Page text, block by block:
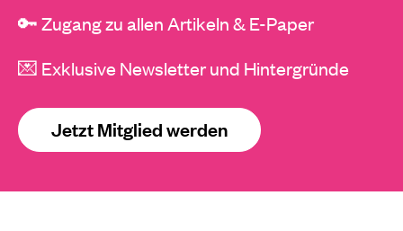
🔑 Zugang zu allen Artikeln & E-Paper
💌 Exklusive Newsletter und Hintergründe
Jetzt Mitglied werden